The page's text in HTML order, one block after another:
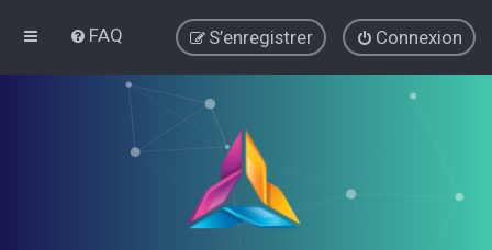
FAQ Connexion
S’enregistrer